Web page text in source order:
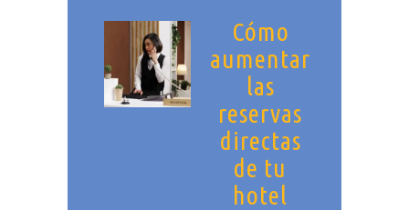
Cómo
aumentar
las
reservas
directas
de tu
hotel